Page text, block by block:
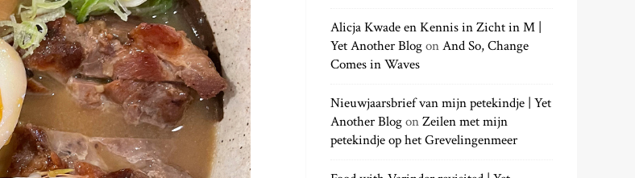
:Alicja Kwade en Kennis in Zicht in M |
Yet Another BlogonAnd So, Change
Comes in Waves
Nieuwjaarsbrief van mijn petekindje | Yet
Another BlogonZeilen met mijn
petekindje op het Grevelingenmeer